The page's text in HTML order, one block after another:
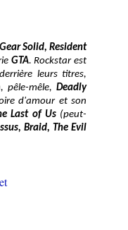
Solid, Resident
GTA. Rockstar est
leurs titres,
pêle-mêle, Deadly
d'amour et son
Last of Us(peut-
Braid, The Evil